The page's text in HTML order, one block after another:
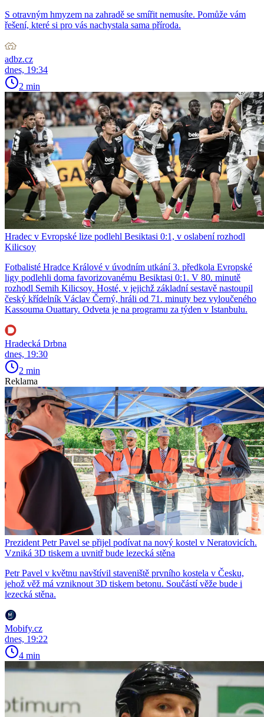
S otravným hmyzem na zahradě se smířit nemusíte. Pomůže vám
řešení, které si pro vás nachystala sama příroda.
adbz.cz
dnes, 19:34
2 min
Hradec v Evropské lize podlehl Besiktasi 0:1, v oslabení rozhodl
Kilicsoy
Fotbalisté Hradce Králové v úvodním utkání 3. předkola Evropské
ligy podlehli doma favorizovanému Besiktasi 0:1. V 80. minutě
rozhodl Semih Kilicsoy. Hosté, v jejichž základní sestavě nastoupil
český křídelník Václav Černý, hráli od 71. minuty bez vyloučeného
Kassouma Ouattary. Odveta je na programu za týden v Istanbulu.
Hradecká Drbna
dnes, 19:30
2 min
Reklama
Prezident Petr Pavel se přijel podívat na nový kostel v Neratovicích.
Vzniká 3D tiskem a uvnitř bude lezecká stěna
Petr Pavel v květnu navštívil staveniště prvního kostela v Česku,
jehož věž má vzniknout 3D tiskem betonu. Součástí věže bude i
lezecká stěna.
Mobify.cz
dnes, 19:22
4 min